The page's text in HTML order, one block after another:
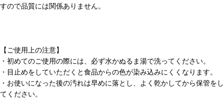
すので品質には関係ありません。
【ご使用上の注意】
・初めてのご使用の際には、必ず水かぬるま湯で洗ってください。
・目止めをしていただくと食品からの色が染み込みにくくなります。
・お使いになった後の汚れは早めに落とし、よく乾かしてから保管をし
てください。